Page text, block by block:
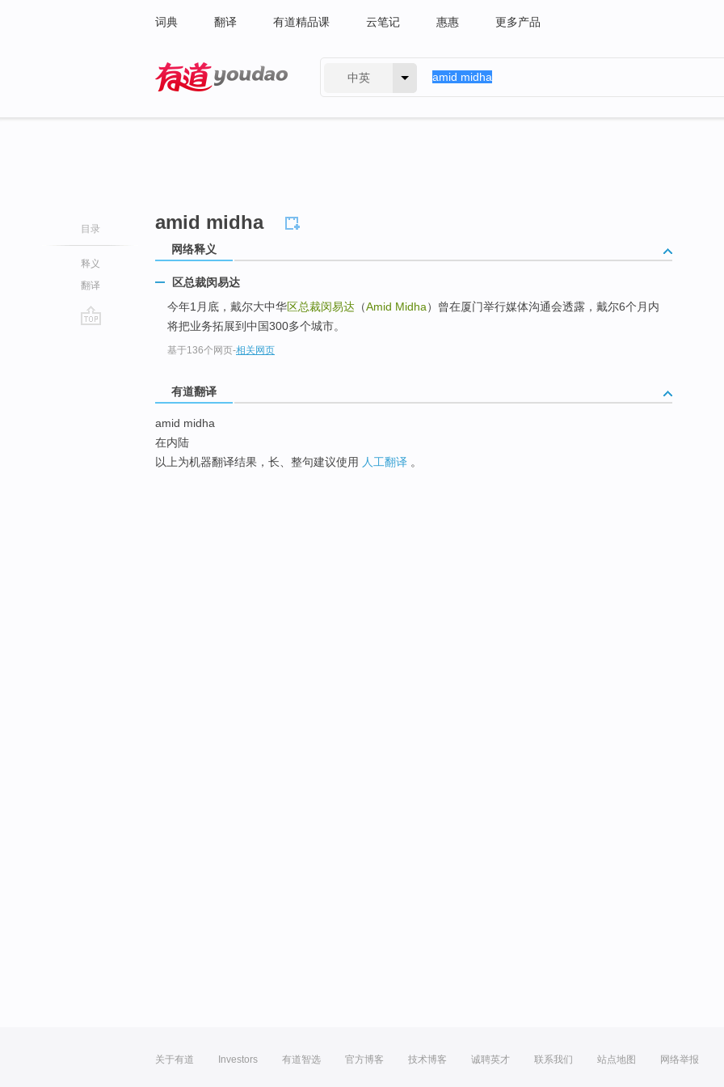
词典 翻译 有道精品课 云笔记 惠惠 更多产品
中英
目录
释义
翻译
amid midha
网络释义
区总裁闵易达
今年1月底，戴尔大中华区总裁闵易达 （Amid Midha）曾在厦门举行媒体沟通会透露，戴尔6个月内
将把业务拓展到中国300多个城市。
基于136个网页-相关网页
有道翻译
amid midha
在内陆
以上为机器翻译结果，长、整句建议使用 人工翻译 。
关于有道 Investors 有道智选 官方博客 技术博客 诚聘英才 联系我们 站点地图 网络举报